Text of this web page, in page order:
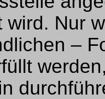
wird. Nur
–